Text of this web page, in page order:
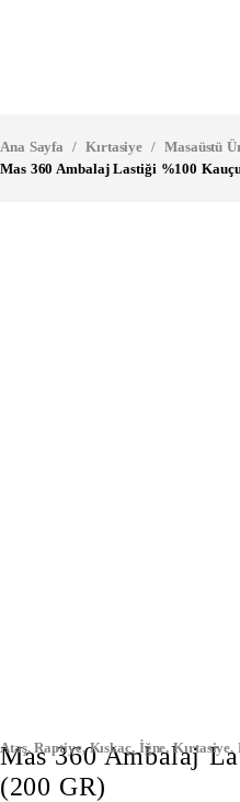
Ana Sayfa / Kırtasiye / Masaüstü
Mas 360 Ambalaj Lastiği %100
Ataş, Raptiye, Kıskaç, İğne,Kırtasiye,
Mas 360 Ambalaj
(200 GR)